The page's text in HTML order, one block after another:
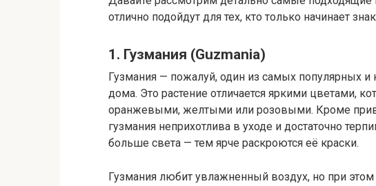
отлично подойдут для тех, кто только начинает
1. Гузмания (Guzmania)
Гузмания — пожалуй, один из самых популярных
дома. Это растение отличается яркими цветами,
оранжевыми, желтыми или розовыми. Кроме
гузмания неприхотлива в уходе и достаточно
больше света — тем ярче раскроются её краски.
Гузмания любит увлажненный воздух, но при этом